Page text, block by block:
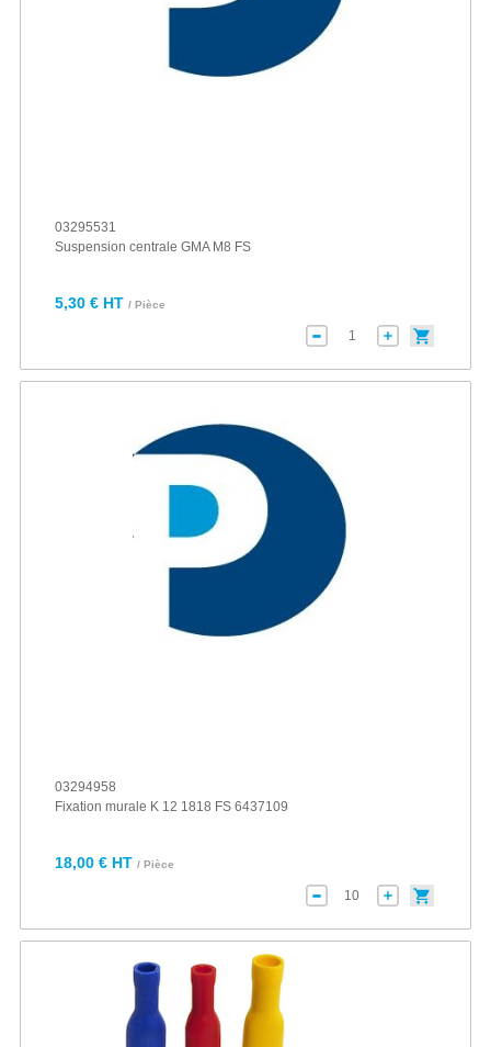
03295531
Suspension centrale GMA M8 FS
5,30 € HT / Pièce
03294958
Fixation murale K 12 1818 FS 6437109
18,00 € HT / Pièce